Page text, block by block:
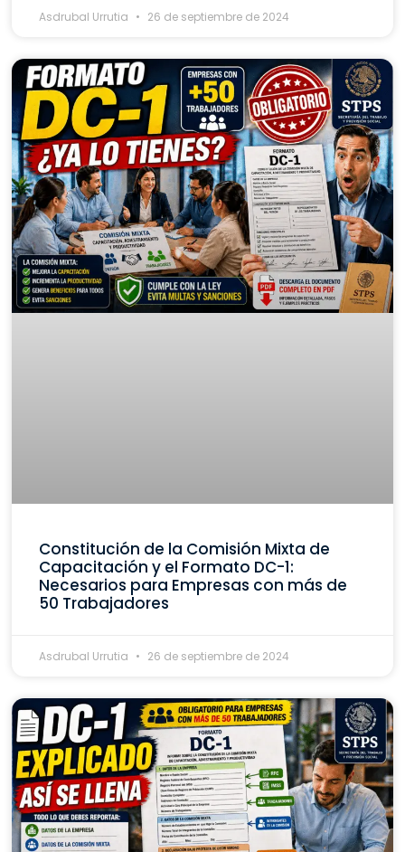
Asdrubal Urrutia 26 de septiembre de 2024
Constitución de la Comisión Mixta de
Capacitación y el Formato DC-1:
Necesarios para Empresas con más de
50 Trabajadores
Asdrubal Urrutia 26 de septiembre de 2024